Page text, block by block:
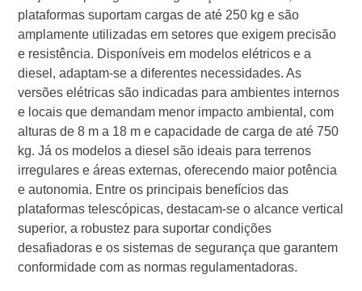
plataformas suportam cargas de até 250 kg e são
amplamente utilizadas em setores que exigem precisão
e resistência. Disponíveis em modelos elétricos e a
diesel, adaptam-se a diferentes necessidades. As
versões elétricas são indicadas para ambientes internos
e locais que demandam menor impacto ambiental, com
alturas de 8 m a 18 m e capacidade de carga de até 750
kg. Já os modelos a diesel são ideais para terrenos
irregulares e áreas externas, oferecendo maior potência
e autonomia. Entre os principais benefícios das
plataformas telescópicas, destacam-se o alcance vertical
superior, a robustez para suportar condições
desafiadoras e os sistemas de segurança que garantem
conformidade com as normas regulamentadoras.